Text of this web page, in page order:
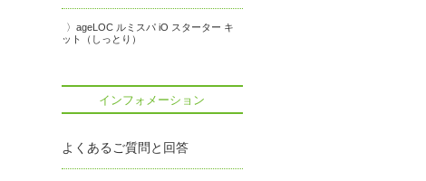
ageLOC ルミスパ iO スターター キ
ット（しっとり）
インフォメーション
よくあるご質問と回答